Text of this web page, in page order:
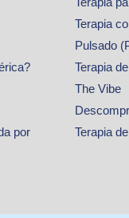
por
Terapia
Pulsado
Terapia
The Vibe
Terapia